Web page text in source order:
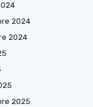
2024
2024
2025